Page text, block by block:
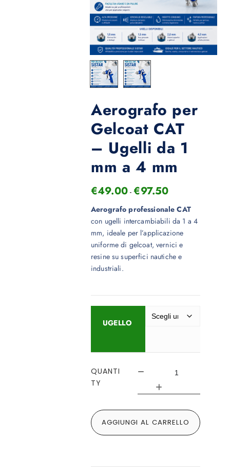
Aerografo per
Gelcoat CAT
– Ugelli da 1
mm a 4 mm
€49.00 - €97.50
Aerografo professionale CAT
con ugelli intercambiabili da 1 a 4
mm, ideale per l’applicazione
uniforme di gelcoat, vernici e
resine su superfici nautiche e
industriali.
UGELLO
QUANTI
TY
AGGIUNGI AL CARRELLO